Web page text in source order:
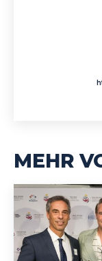
MEHR